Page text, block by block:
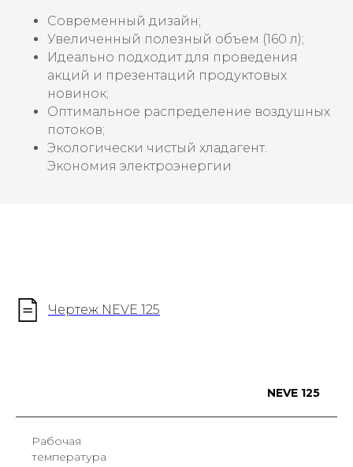
Современный дизайн;
Увеличенный полезный объем (160 л);
Идеально подходит для проведения
акций и презентаций продуктовых
новинок;
Оптимальное распределение воздушных
потоков;
Экологически чистый хладагент.
Экономия электроэнергии
Чертеж NEVE 125
NEVE 125
Рабочая
температура